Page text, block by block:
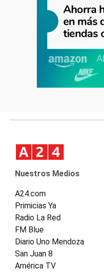
Nuestros Medios
A24.com
Primicias Ya
Radio La Red
FM Blue
Diario Uno Mendoza
San Juan 8
América TV